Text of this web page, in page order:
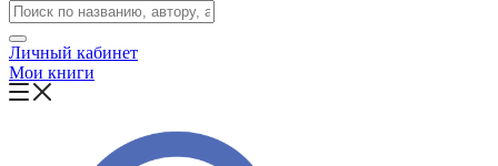
Личный кабинет
Мои книги